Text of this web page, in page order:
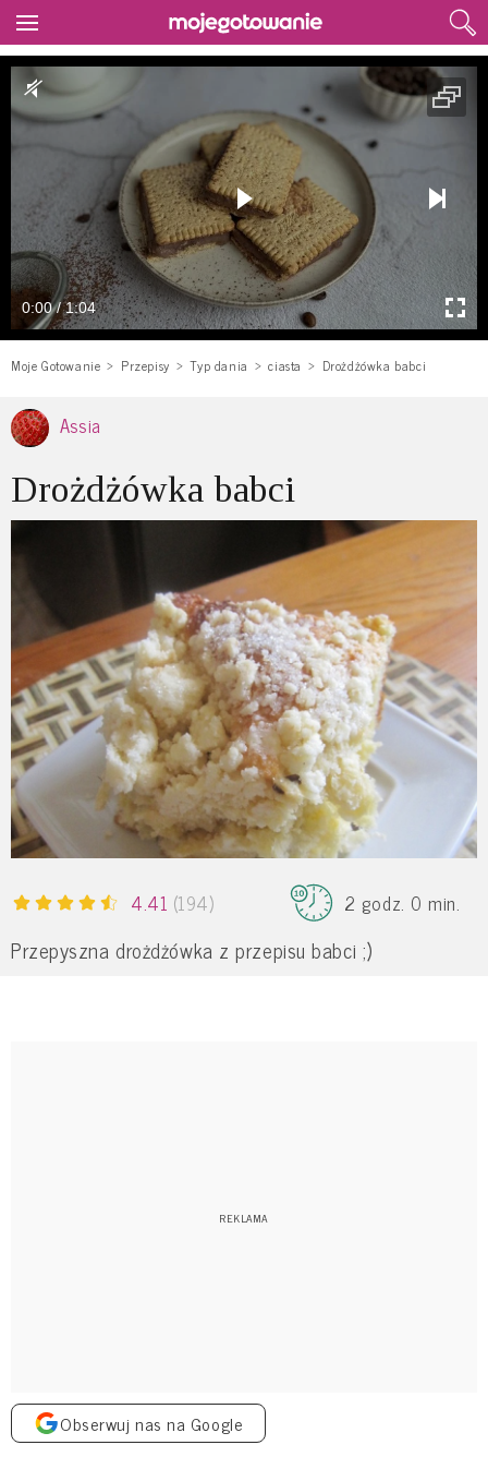
0:00 / 1:04
Moje Gotowanie Przepisy Typ dania ciasta Drożdżówka babci
Assia
Drożdżówka babci
4.41 (194) 2 godz. 0 min.
Przepyszna drożdżówka z przepisu babci ;)
Obserwuj nas na Google